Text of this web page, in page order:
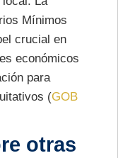
Mínimos
crucial en
económicos
para
(GOB
otras